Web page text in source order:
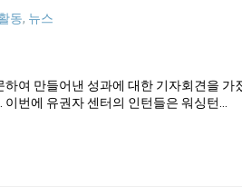
동, 뉴스
여 만들어낸 성과에 대한 기자회견을 가
번에 유권자 센터의 인턴들은 워싱턴…